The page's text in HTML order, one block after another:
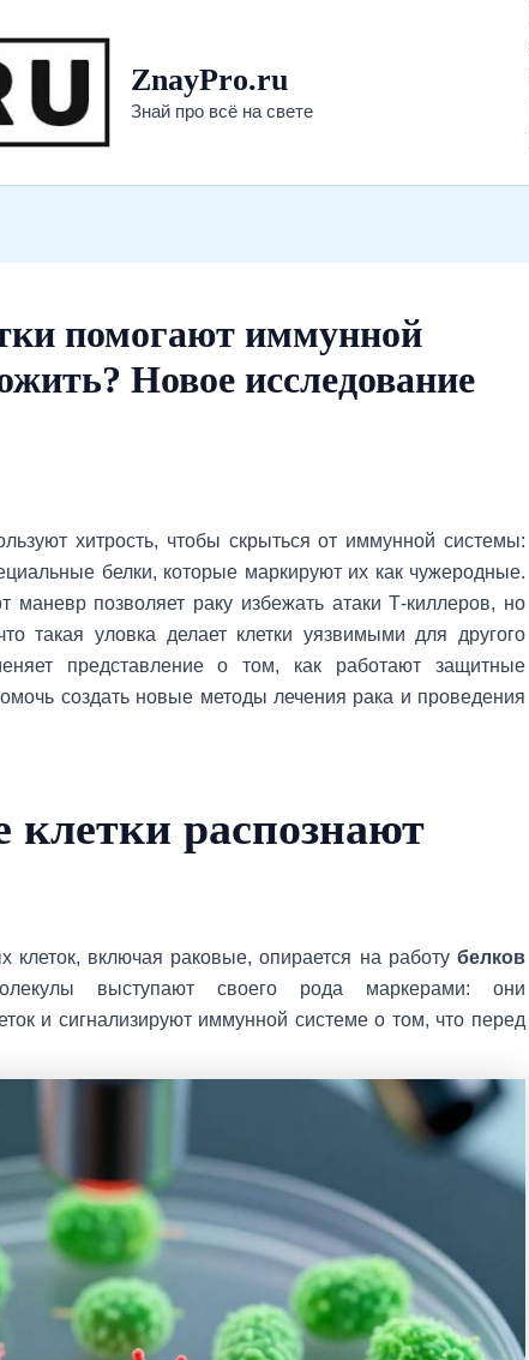
ZnayPro.ru
Знай про всё на свете
помогают иммунной
Новое исследование
хитрость, чтобы скрыться от иммунной системы:
белки, которые маркируют их как чужеродные.
маневр позволяет раку избежать атаки Т-киллеров, но
такая уловка делает клетки уязвимыми для другого
представление о том, как работают защитные
создать новые методы лечения рака и проведения
распознают
клеток, включая раковые, опирается на работу белков
выступают своего рода маркерами: они
и сигнализируют иммунной системе о том, что перед